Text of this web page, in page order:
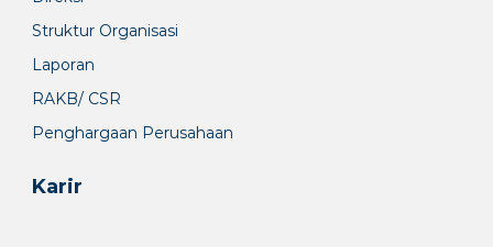
Struktur Organisasi
Laporan
RAKB/ CSR
Penghargaan Perusahaan
Karir